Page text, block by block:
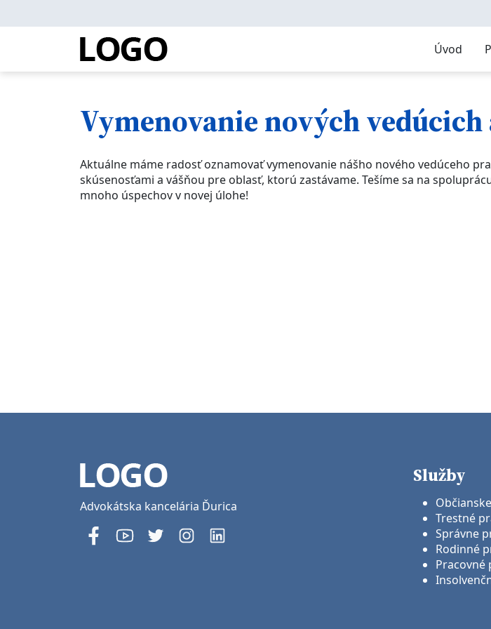
Úvod
Vymenovanie nových
Aktuálne máme radosť oznamovať vymenovanie nášho nového vedúceho
skúsenosťami a vášňou pre oblasť, ktorú zastávame. Tešíme sa na
mnoho úspechov v novej úlohe!
Advokátska kancelária Ďurica
Služby
Trestné
Správne
Rodinné
Pracovné